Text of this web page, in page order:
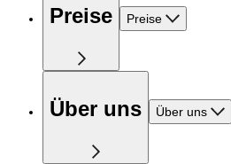
Preise Preise
Über uns Über uns